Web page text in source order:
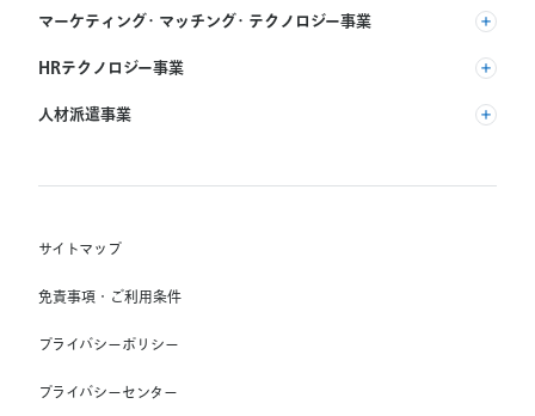
マーケティング・マッチング・テクノロジー事業
(株) リクルート
HRテクノロジー事業
(株) インディードリクルートパートナーズ
Indeed, Inc.
人材派遣事業
(株) スタッフサービス・ホールディングス
Unique NV
サイトマップ
免責事項・ご利用条件
プライバシーポリシー
プライバシーセンター